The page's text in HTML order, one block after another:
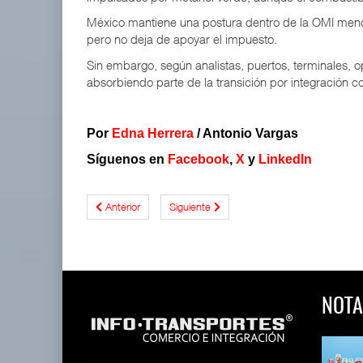
México mantiene una postura dentro de la OMI
pero no deja de apoyar el impuesto.
Sin embargo, según analistas, puertos, terminales,
absorbiendo parte de la transición por integración
Por Edna Herrera / Antonio Vargas
Síguenos en Facebook, X y LinkedIn
Anterior Siguiente
Lala Yomi® y Toy Story
Toyota GR Yaris Aero